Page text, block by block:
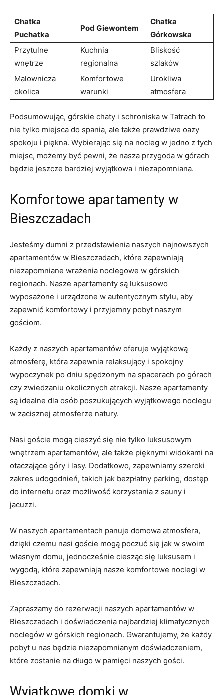
Chatka
Puchatka
Pod Giewontem
Chatka‌
Górkowska
Przytulne
wnętrze
Kuchnia
regionalna
Bliskość
szlaków
Malownicza
okolica
Komfortowe
warunki
Urokliwa
atmosfera
Podsumowując, górskie chaty i schroniska w Tatrach ‌to
nie tylko miejsca​ do spania, ⁤ale także prawdziwe ‍oazy
spokoju​ i piękna. Wybierając się na nocleg‍ w ​jedno⁣ z tych
miejsc,‍ możemy być pewni, że nasza‌ przygoda ‍w⁢ górach
będzie jeszcze bardziej wyjątkowa ⁢i niezapomniana.
Komfortowe‌ apartamenty w
Bieszczadach
Jesteśmy dumni‌ z przedstawienia naszych najnowszych⁣
apartamentów ​w Bieszczadach, które zapewniają⁢
niezapomniane wrażenia noclegowe w górskich
regionach. Nasze apartamenty​ są⁣ luksusowo
wyposażone​ i urządzone w autentycznym stylu, aby
zapewnić komfortowy i przyjemny⁣ pobyt​ naszym⁣
gościom.
Każdy z naszych apartamentów oferuje wyjątkową
atmosferę, która⁢ zapewnia relaksujący i⁢ spokojny
wypoczynek po ‌dniu spędzonym na spacerach po górach‌
czy zwiedzaniu‍ okolicznych atrakcji.‍ Nasze apartamenty
są idealne ⁤dla osób poszukujących wyjątkowego noclegu
w zacisznej atmosferze natury.
Nasi goście mogą cieszyć się nie tylko luksusowym
wnętrzem apartamentów, ale także pięknymi widokami na
otaczające ⁣góry i lasy. Dodatkowo, zapewniamy szeroki
zakres udogodnień,‌ takich jak bezpłatny parking, dostęp
do internetu⁤ oraz możliwość korzystania z sauny i
jacuzzi.
W​ naszych apartamentach panuje domowa atmosfera,
dzięki czemu nasi goście mogą poczuć się jak w ​swoim
własnym domu, jednocześnie ciesząc się luksusem ⁢i
wygodą, ⁤które zapewniają nasze komfortowe​ noclegi w
‍Bieszczadach.
Zapraszamy⁢ do ⁤rezerwacji naszych apartamentów w
Bieszczadach i doświadczenia najbardziej ‌klimatycznych
noclegów w górskich regionach. ⁣Gwarantujemy, ‌że⁣ każdy
pobyt u nas będzie niezapomnianym doświadczeniem,
które⁤ zostanie na⁣ długo w‍ pamięci naszych gości.